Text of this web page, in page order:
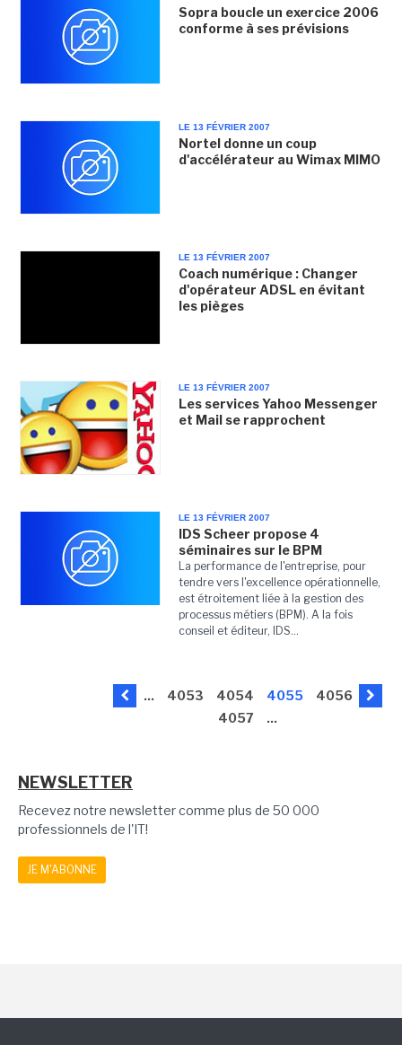
Sopra boucle un exercice 2006
conforme à ses prévisions
LE 13 FÉVRIER 2007
Nortel donne un coup
d'accélérateur au Wimax MIMO
LE 13 FÉVRIER 2007
Coach numérique : Changer
d'opérateur ADSL en évitant
les pièges
LE 13 FÉVRIER 2007
Les services Yahoo Messenger
et Mail se rapprochent
LE 13 FÉVRIER 2007
IDS Scheer propose 4
séminaires sur le BPM
La performance de l'entreprise, pour
tendre vers l'excellence opérationnelle,
est étroitement liée à la gestion des
processus métiers (BPM). A la fois
conseil et éditeur, IDS...
... 4053 4054 4055
4056
4057
...
NEWSLETTER
Recevez notre newsletter comme plus de 50 000
professionnels de l'IT!
JE M'ABONNE